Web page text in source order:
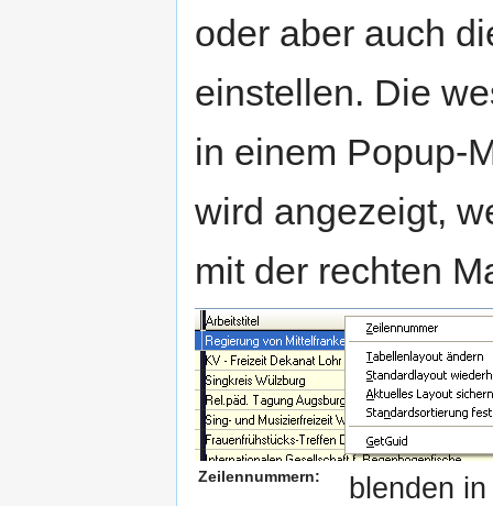
oder aber auch
einstellen. Die
in einem Popup-
wird angezeigt,
mit der rechten
Zeilennummern:
blenden